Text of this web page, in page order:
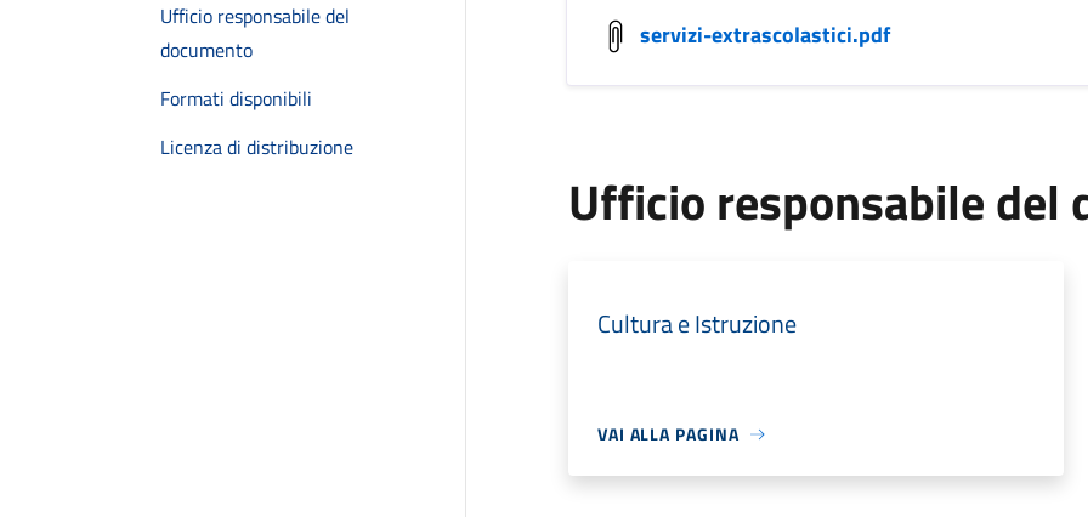
Ufficio responsabile del
documento
Formati disponibili
Licenza di distribuzione
servizi-extrascolastici.pdf
Ufficio responsabile del
Cultura e Istruzione
VAI ALLA PAGINA